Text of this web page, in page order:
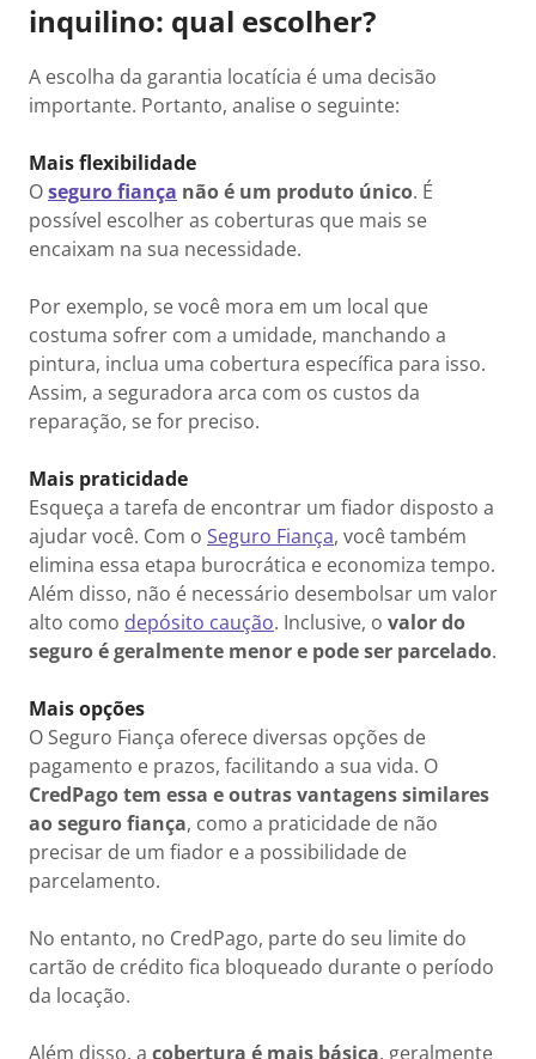
inquilino: qual escolher?
A escolha da garantia locatícia é uma decisão
importante. Portanto, analise o seguinte:
Mais flexibilidade
Oseguro fiança não é um produto único. É
possível escolher as coberturas que mais se
encaixam na sua necessidade.
Por exemplo, se você mora em um local que
costuma sofrer com a umidade, manchando a
pintura, inclua uma cobertura específica para isso.
Assim, a seguradora arca com os custos da
reparação, se for preciso.
Mais praticidade
Esqueça a tarefa de encontrar um fiador disposto a
ajudar você. Com o Seguro Fiança, você também
elimina essa etapa burocrática e economiza tempo.
Além disso, não é necessário desembolsar um valor
alto como depósito caução. Inclusive, o valor do
seguro é geralmente menor e pode ser parcelado.
Mais opções
O Seguro Fiança oferece diversas opções de
pagamento e prazos, facilitando a sua vida. O
CredPago tem essa e outras vantagens similares
ao seguro fiança, como a praticidade de não
precisar de um fiador e a possibilidade de
parcelamento.
No entanto, no CredPago, parte do seu limite do
cartão de crédito fica bloqueado durante o período
da locação.
Além disso, a cobertura é mais básica, geralmente